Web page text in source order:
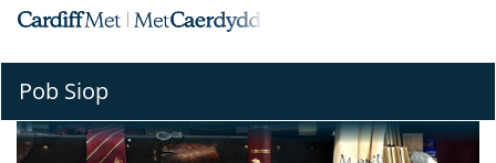
Neidio
Gynnwys
Prif
Pob Siop